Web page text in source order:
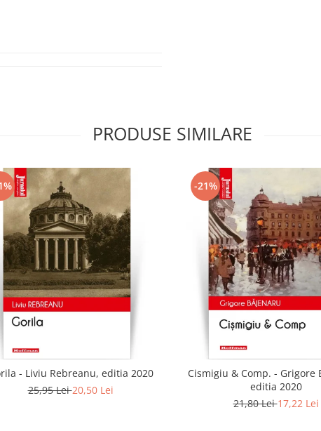
PRODUSE SIMILARE
- Liviu Rebreanu, editia 2020
25,95 Lei20,50 Lei
-21%
Cismigiu & Comp. - Grigore
editia 2020
21,80 Lei17,22 Lei